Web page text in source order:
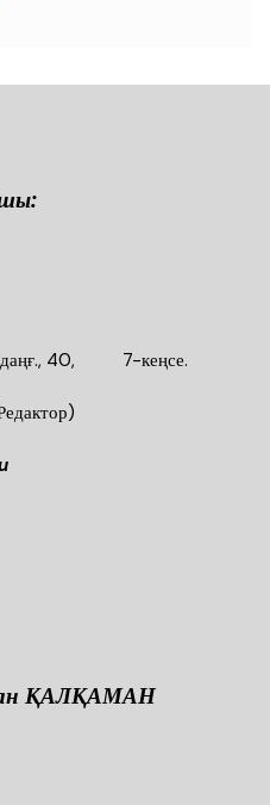
даңғ., 40, 7-кеңсе.
ҚАЛҚАМАН